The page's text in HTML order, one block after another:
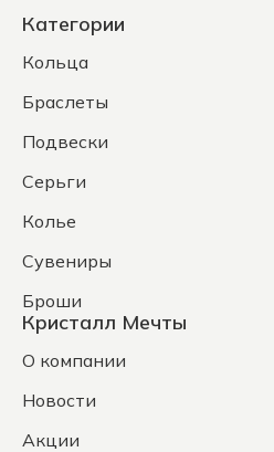
Категории
Кольца
Браслеты
Подвески
Серьги
Колье
Сувениры
Броши
Кристалл Мечты
О компании
Новости
Акции